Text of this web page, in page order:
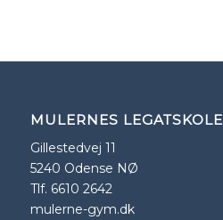
MULERNES LEGATSKOLE
Gillestedvej 11
5240 Odense NØ
Tlf. 6610 2642
mulerne-gym.dk